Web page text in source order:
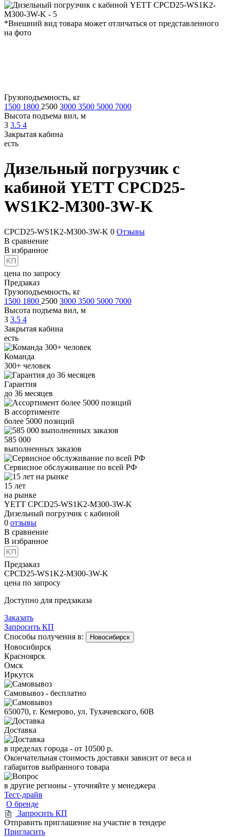
*Внешний вид товара может отличаться от представленного
на фото
Грузоподъемность, кг
1500 1800 2500 3000 3500 5000 7000
Высота подъема вил, м
3 3.5 4
Закрытая кабина
есть
Дизельный погрузчик с
кабиной YETT CPCD25-
WS1K2-M300-3W-K
CPCD25-WS1K2-M300-3W-K 0 Отзывы
В сравнение
В избранное
цена по запросу
Предзаказ
Грузоподъемность, кг
1500 1800 2500 3000 3500 5000 7000
Высота подъема вил, м
3 3.5 4
Закрытая кабина
есть
Команда
300+ человек
Гарантия
до 36 месяцев
В ассортименте
более 5000 позиций
585 000
выполненных заказов
Сервисное обслуживание по всей РФ
15 лет
на рынке
YETT CPCD25-WS1K2-M300-3W-K
Дизельный погрузчик с кабиной
0 отзывы
В сравнение
В избранное
Предзаказ
CPCD25-WS1K2-M300-3W-K
цена по запросу
Доступно для предзаказа
Заказать
Запросить КП
Способы получения в:
Новосибирск
Новосибирск
Красноярск
Омск
Иркутск
Самовывоз - бесплатно
650070, г. Кемерово, ул. Тухачевского, 60В
Доставка
в пределах города - от 10500 р.
Окончательная стоимость доставки зависит от веса и
габаритов выбранного товара
в другие регионы - уточняйте у менеджера
Тест-драйв
О бренде
Запросить КП
Отправить приглашение на участие в тендере
Пригласить